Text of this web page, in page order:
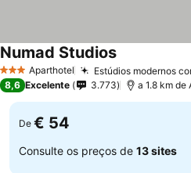
3 EstrelasAparthotel Estúdios modernos
Numad StudiosVer preços
8,6 Excelente 3.773 a 1.8 km de
De € 54
Consulte os preços de 13 sites